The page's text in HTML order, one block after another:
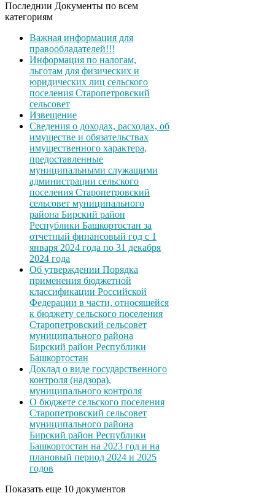
Последнии Документы по всем
категориям
Важная информация для
правообладателей!!!
Информация по налогам,
льготам для физических и
юридических лиц сельского
поселения Старопетровский
сельсовет
Извещение
Сведения о доходах, расходах, об
имуществе и обязательствах
имущественного характера,
предоставленные
муниципальными служащими
администрации сельского
поселения Старопетровский
сельсовет муниципального
района Бирский район
Республики Башкортостан за
отчетный финансовый год с 1
января 2024 года по 31 декабря
2024 года
Об утверждении Порядка
применения бюджетной
классификации Российской
Федерации в части, относящейся
к бюджету сельского поселения
Старопетровский сельсовет
муниципального района
Бирский район Республики
Башкортостан
Доклад о виде государственного
контроля (надзора),
муниципального контроля
О бюджете сельского поселения
Старопетровский сельсовет
муниципального района
Бирский район Республики
Башкортостан на 2023 год и на
плановый период 2024 и 2025
годов
Показать еще 10 документов